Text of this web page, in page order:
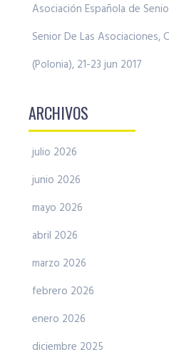
Asociación Española de
Senior De Las Asociaciones,
(Polonia), 21-23 jun 2017
ARCHIVOS
julio 2026
junio 2026
mayo 2026
abril 2026
marzo 2026
febrero 2026
enero 2026
diciembre 2025